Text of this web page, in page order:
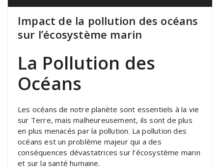
Impact de la pollution des océans
sur l’écosystème marin
La Pollution des
Océans
Les océans de notre planète sont essentiels à la vie
sur Terre, mais malheureusement, ils sont de plus
en plus menacés par la pollution. La pollution des
océans est un problème majeur qui a des
conséquences dévastatrices sur l’écosystème marin
et sur la santé humaine.